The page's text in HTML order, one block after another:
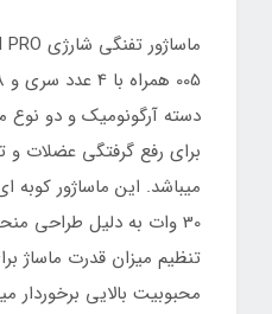
دسته آرگونومیک و دو نوع
برای رفع گرفتگی عضلات
میباشد. این ماساژور کوبه
30 وات به دلیل طراحی
تنظیم میزان قدرت ماساژ
محبوبیت بالایی برخوردار